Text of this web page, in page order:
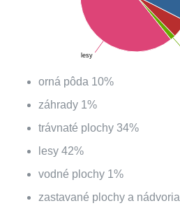
lesy
orná pôda 10%
záhrady 1%
trávnaté plochy 34%
lesy 42%
vodné plochy 1%
zastavané plochy a nádvoria